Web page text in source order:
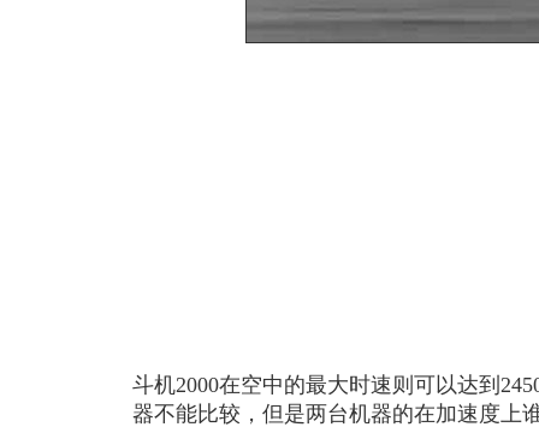
斗机2000在空中的最大时速则可以达到
器不能比较，但是两台机器的在加速度上